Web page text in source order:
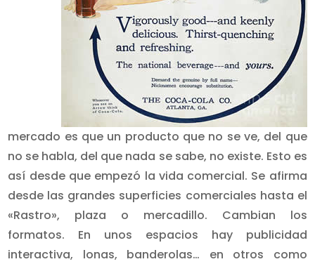
mercado es que un producto que no se ve, del que
no se habla, del que nada se sabe, no existe. Esto es
así desde que empezó la vida comercial. Se afirma
desde las grandes superficies comerciales hasta el
«Rastro», plaza o mercadillo. Cambian los
formatos. En unos espacios hay publicidad
interactiva, lonas, banderolas… en otros como